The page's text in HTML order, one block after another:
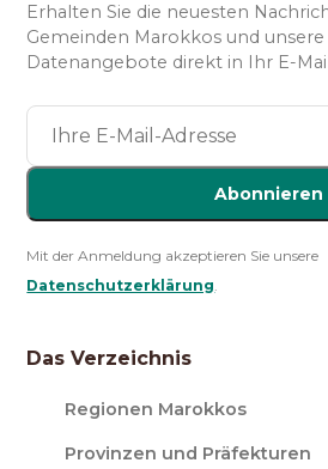
Erhalten Sie die neuesten
Gemeinden Marokkos und
Datenangebote direkt in Ihr E-
Abonnieren
Mit der Anmeldung akzeptieren Sie unsere
Datenschutzerklärung.
Das Verzeichnis
Regionen Marokkos
Provinzen und Präfekturen